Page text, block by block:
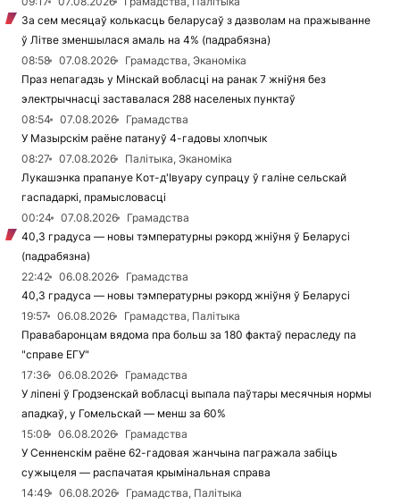
За сем месяцаў колькасць беларусаў з дазволам на пражыванне
ў Літве зменшылася амаль на 4% (падрабязна)
08:58
07.08.2026
Грамадства, Эканоміка
Праз непагадзь у Мінскай вобласці на ранак 7 жніўня без
электрычнасці заставалася 288 населеных пунктаў
08:54
07.08.2026
Грамадства
У Мазырскім раёне патануў 4-гадовы хлопчык
08:27
07.08.2026
Палітыка, Эканоміка
Лукашэнка прапануе Кот-д'Івуару супрацу ў галіне сельскай
гаспадаркі, прамысловасці
00:24
07.08.2026
Грамадства
40,3 градуса — новы тэмпературны рэкорд жніўня ў Беларусі
(падрабязна)
22:42
06.08.2026
Грамадства
40,3 градуса — новы тэмпературны рэкорд жніўня ў Беларусі
19:57
06.08.2026
Грамадства, Палітыка
Правабаронцам вядома пра больш за 180 фактаў пераследу па
"справе ЕГУ"
17:36
06.08.2026
Грамадства
У ліпені ў Гродзенскай вобласці выпала паўтары месячныя нормы
ападкаў, у Гомельскай — менш за 60%
15:08
06.08.2026
Грамадства
У Сенненскім раёне 62-гадовая жанчына пагражала забіць
сужыцеля — распачатая крымінальная справа
14:49
06.08.2026
Грамадства, Палітыка